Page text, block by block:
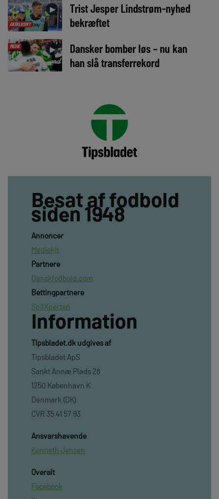
EKSKLUSIVT
►
Trist Jesper Lindstrøm-nyhed
bekræftet
MEDIE ►
Dansker bomber løs – nu kan
han slå transferrekord
Besat af fodbold
siden 1948
Annoncer
Mediekit
Partnere
Danskfodbold.com
Bettingpartnere
SpilXperten
Information
TIpsbladet.dk udgives af
Tipsbladet ApS
Sankt Annæ Plads 28
1250 København K
Denmark (DK)
CVR 35 41 57 93
Ansvarshavende
Kenneth Jensen
Overalt
Facebook